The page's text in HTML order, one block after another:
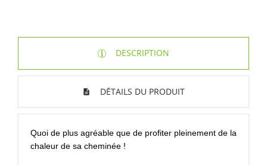
DESCRIPTION
DÉTAILS DU PRODUIT
Quoi de plus agréable que de profiter pleinement de la
chaleur de sa cheminée !